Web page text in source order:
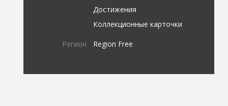
Достижения
Коллекционные карточки
Регион Region Free